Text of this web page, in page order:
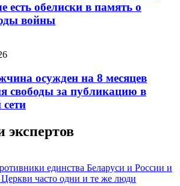
есть обелиски в память о
войны
осужден на 8 месяцев
свободы за публикацию в
экспертов
единства Беларуси и России и
часто одни и те же люди